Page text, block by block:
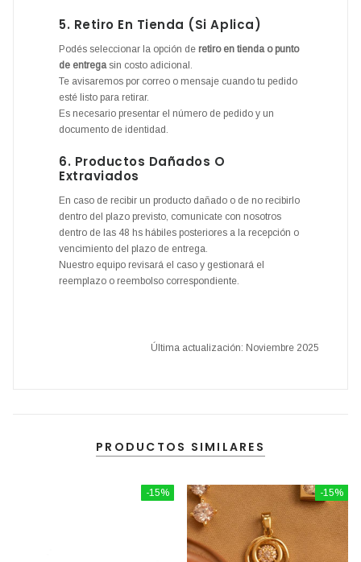
5. Retiro En Tienda (si Aplica)
Podés seleccionar la opción de retiro en tienda o punto
de entregasin costo adicional.
Te avisaremos por correo o mensaje cuando tu pedido
esté listo para retirar.
Es necesario presentar el número de pedido y un
documento de identidad.
6. Productos Dañados O
Extraviados
En caso de recibir un producto dañado o de no recibirlo
dentro del plazo previsto, comunicate con nosotros
dentro de las 48 hs hábiles posteriores a la recepción o
vencimiento del plazo de entrega.
Nuestro equipo revisará el caso y gestionará el
reemplazo o reembolso correspondiente.
Última actualización: Noviembre 2025
PRODUCTOS SIMILARES
-15% -15%